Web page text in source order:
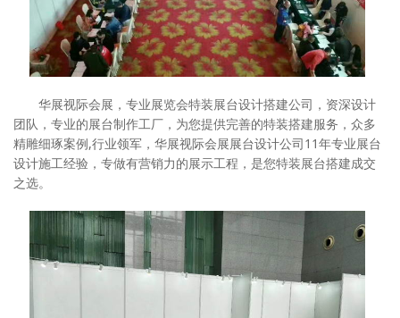
华展视际会展，专业展览会特装展台设计搭建公司，资深设计
团队，专业的展台制作工厂，为您提供完善的特装搭建服务，众多
精雕细琢案例,行业领军，华展视际会展展台设计公司11年专业展台
设计施工经验，专做有营销力的展示工程，是您特装展台搭建成交
之选。